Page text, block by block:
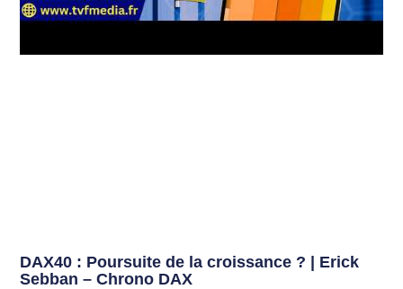
DAX40 : Poursuite de la croissance ? | Erick
Sebban – Chrono DAX